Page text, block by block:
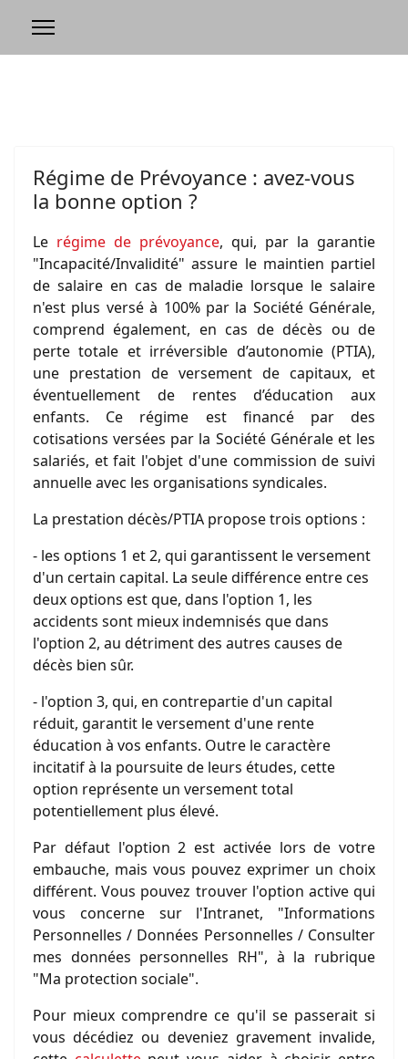
Régime de Prévoyance : avez-vous
la bonne option ?
Le régime de prévoyance, qui, par la garantie
"Incapacité/Invalidité" assure le maintien partiel
de salaire en cas de maladie lorsque le salaire
n'est plus versé à 100% par la Société Générale,
comprend également, en cas de décès ou de
perte totale et irréversible d’autonomie (PTIA),
une prestation de versement de capitaux, et
éventuellement de rentes d’éducation aux
enfants. Ce régime est financé par des
cotisations versées par la Société Générale et les
salariés, et fait l'objet d'une commission de suivi
annuelle avec les organisations syndicales.
La prestation décès/PTIA propose trois options :
- les options 1 et 2, qui garantissent le versement
d'un certain capital. La seule différence entre ces
deux options est que, dans l'option 1, les
accidents sont mieux indemnisés que dans
l'option 2, au détriment des autres causes de
décès bien sûr.
- l'option 3, qui, en contrepartie d'un capital
réduit, garantit le versement d'une rente
éducation à vos enfants. Outre le caractère
incitatif à la poursuite de leurs études, cette
option représente un versement total
potentiellement plus élevé.
Par défaut l'option 2 est activée lors de votre
embauche, mais vous pouvez exprimer un choix
différent. Vous pouvez trouver l'option active qui
vous concerne sur l'Intranet, "Informations
Personnelles / Données Personnelles / Consulter
mes données personnelles RH", à la rubrique
"Ma protection sociale".
Pour mieux comprendre ce qu'il se passerait si
vous décédiez ou deveniez gravement invalide,